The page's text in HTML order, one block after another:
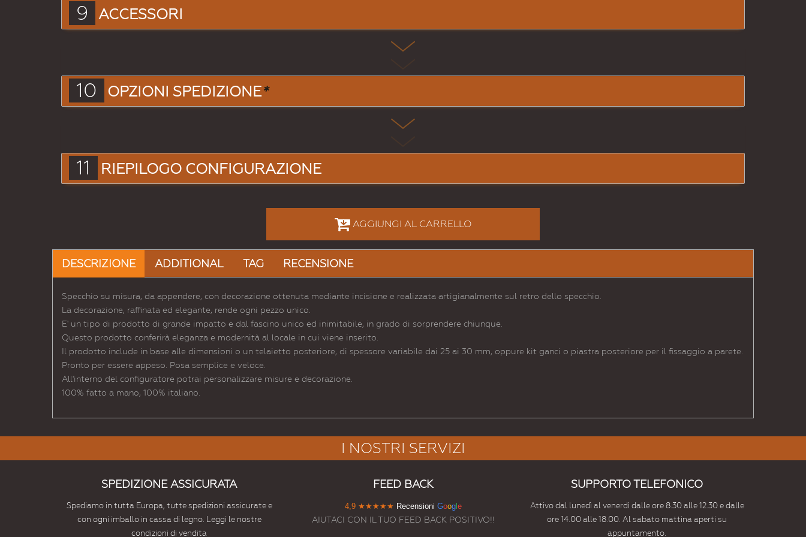
9 ACCESSORI
10 OPZIONI SPEDIZIONE*
11 RIEPILOGO CONFIGURAZIONE
AGGIUNGI AL CARRELLO
DESCRIZIONE ADDITIONAL TAG RECENSIONE
Specchio su misura, da appendere, con decorazione ottenuta mediante incisione e realizzata artigianalmente sul retro dello specchio.
La decorazione, raffinata ed elegante, rende ogni pezzo unico.
E' un tipo di prodotto di grande impatto e dal fascino unico ed inimitabile, in grado di sorprendere chiunque.
Questo prodotto conferirà eleganza e modernità al locale in cui viene inserito.
Il prodotto include in base alle dimensioni o un telaietto posteriore, di spessore variabile dai 25 ai 30 mm, oppure kit ganci o piastra posteriore per il fissaggio a parete.
Pronto per essere appeso. Posa semplice e veloce.
All'interno del configuratore potrai personalizzare misure e decorazione.
100% fatto a mano, 100% italiano.
I NOSTRI SERVIZI
SPEDIZIONE ASSICURATA
Spediamo in tutta Europa, tutte spedizioni assicurate e
con ogni imballo in cassa di legno. Leggi le nostre
condizioni di vendita
FEED BACK
4,9 ★★★★★ Recensioni Googl e
AIUTACI CON IL TUO FEED BACK POSITIVO!!
SUPPORTO TELEFONICO
Attivo dal lunedì al venerdì dalle ore 8.30 alle 12.30 e dalle
ore 14.00 alle 18.00. Al sabato mattina aperti su
appuntamento.